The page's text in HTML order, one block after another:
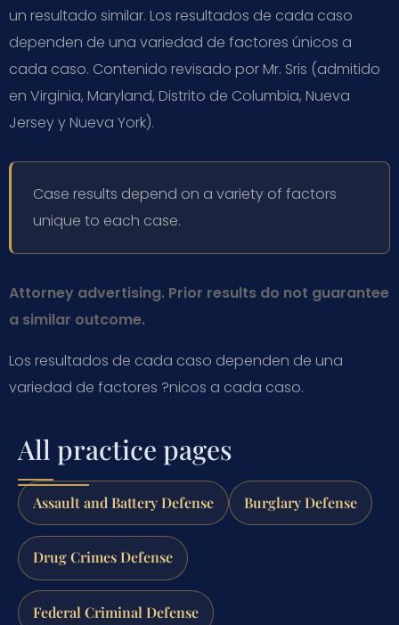
un resultado similar. Los resultados de cada caso
dependen de una variedad de factores únicos a
cada caso. Contenido revisado por Mr. Sris (admitido
en Virginia, Maryland, Distrito de Columbia, Nueva
Jersey y Nueva York).
Case results depend on a variety of factors
unique to each case.
Attorney advertising. Prior results do not guarantee
a similar outcome.
Los resultados de cada caso dependen de una
variedad de factores ?nicos a cada caso.
All practice pages
Assault and Battery Defense Burglary Defense
Drug Crimes Defense
Federal Criminal Defense